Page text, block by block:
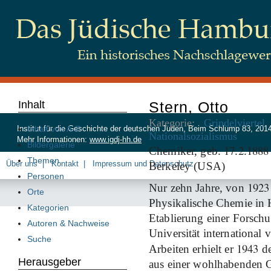
Stern, Otto
Kategorie:
Grindelviertel
Nationalsozialismus
Chemiker, geb.17.2.1888
Berkeley (USA)
Nur zehn Jahre, von 1923
Physikalische Chemie in
Etablierung einer
Universität international
Arbeiten erhielt er 1943
aus einer wohlhabenden
Inhalt
Inhalt von A-Z
Bildergalerie
Themen
Personen
Orte
Kategorien
Autoren & Nachweise
Suche
Herausgeber
Institut für die Geschichte der deutschen Juden, Beim Schlump 83,
Mehr Informationen: www.igdj-hh.de
Über uns Kontakt Impressum und Datenschutz